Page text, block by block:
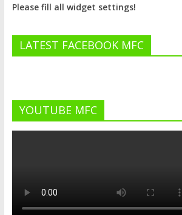
Please fill all widget settings!
LATEST FACEBOOK MFC
YOUTUBE MFC